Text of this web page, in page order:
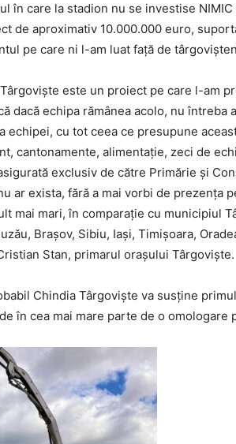
în care la stadion nu se investise
de aproximativ 10.000.000 euro,
pe care ni l-am luat față de
Târgoviște este un proiect pe care l-am
dacă echipa rămânea acolo, nu
echipei, cu tot ceea ce presupune
cantonamente, alimentație, zeci de
exclusiv de către Primărie și
ar exista, fără a mai vorbi de prezența
mai mari, în comparație cu municipiul
Brașov, Sibiu, Iași, Timișoara,
Stan, primarul orașului Târgoviște.
Chindia Târgoviște va susține
în cea mai mare parte de o omologare